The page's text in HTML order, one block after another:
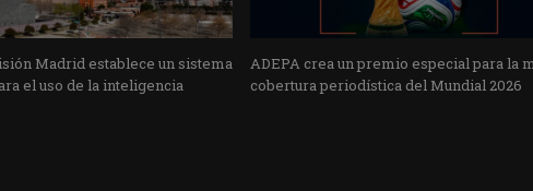
Madrid establece un sistema
el uso de la inteligencia
ADEPA crea un premio especial para la
cobertura periodística del Mundial 2026